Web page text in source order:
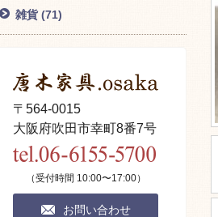
雑貨 (71)
〒564-0015
大阪府吹田市幸町8番7号
（受付時間 10:00〜17:00）
お問い合わせ